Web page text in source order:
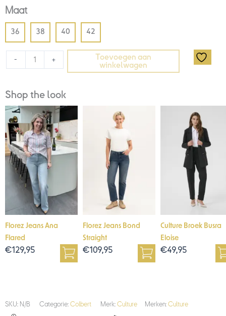
Maat
36 38 40 42
- +
Toevoegen aan
winkelwagen
Shop the look
Florez Jeans Ana
Flared
€129,95
Florez Jeans Bond
Straight
€109,95
Culture Broek Busra
Eloise
€49,95
SKU: N/B Categorie: Colbert Merk: Culture Merken: Culture